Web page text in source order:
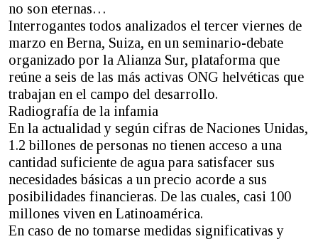
no son eternas…
Interrogantes todos analizados el tercer viernes de
marzo en Berna, Suiza, en un seminario-debate
organizado por la Alianza Sur, plataforma que
reúne a seis de las más activas ONG helvéticas que
trabajan en el campo del desarrollo.
Radiografía de la infamia
En la actualidad y según cifras de Naciones Unidas,
1.2 billones de personas no tienen acceso a una
cantidad suficiente de agua para satisfacer sus
necesidades básicas a un precio acorde a sus
posibilidades financieras. De las cuales, casi 100
millones viven en Latinoamérica.
En caso de no tomarse medidas significativas y